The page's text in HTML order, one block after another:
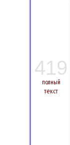
419
полный
текст